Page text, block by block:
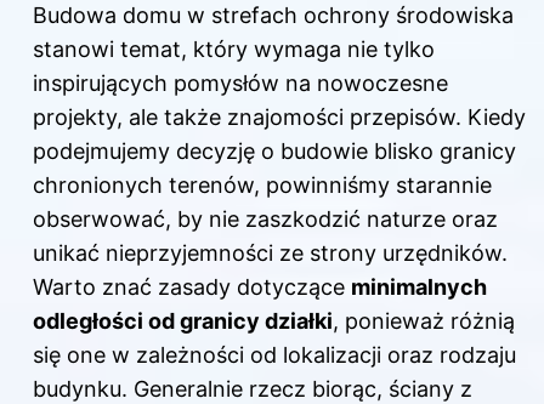
Budowa domu w strefach ochrony środowiska
stanowi temat, który wymaga nie tylko
inspirujących pomysłów na nowoczesne
projekty, ale także znajomości przepisów. Kiedy
podejmujemy decyzję o budowie blisko granicy
chronionych terenów, powinniśmy starannie
obserwować, by nie zaszkodzić naturze oraz
unikać nieprzyjemności ze strony urzędników.
Warto znać zasady dotyczące minimalnych
odległości od granicy działki, ponieważ różnią
się one w zależności od lokalizacji oraz rodzaju
budynku. Generalnie rzecz biorąc, ściany z